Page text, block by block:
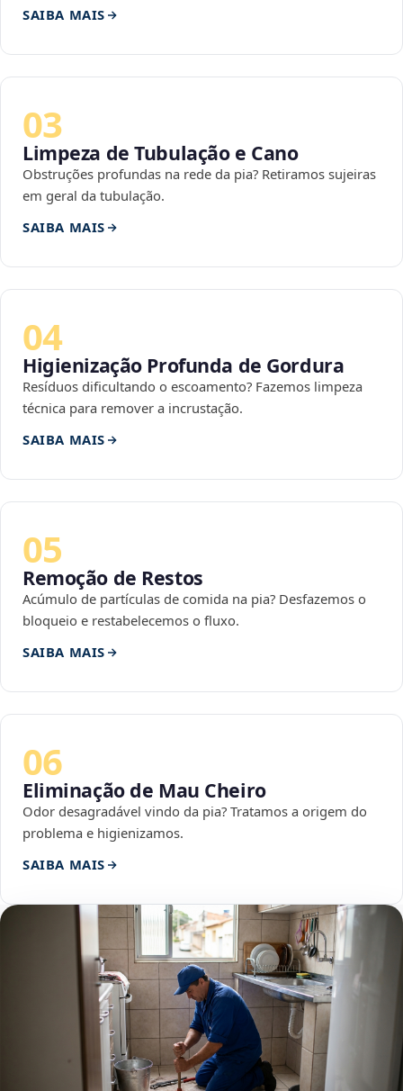
SAIBA MAIS
03
Limpeza de Tubulação e Cano
Obstruções profundas na rede da pia? Retiramos sujeiras
em geral da tubulação.
SAIBA MAIS
04
Higienização Profunda de Gordura
Resíduos dificultando o escoamento? Fazemos limpeza
técnica para remover a incrustação.
SAIBA MAIS
05
Remoção de Restos
Acúmulo de partículas de comida na pia? Desfazemos o
bloqueio e restabelecemos o fluxo.
SAIBA MAIS
06
Eliminação de Mau Cheiro
Odor desagradável vindo da pia? Tratamos a origem do
problema e higienizamos.
SAIBA MAIS